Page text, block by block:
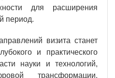
для расширения
период.
визита станет
и практического
науки и технологий,
трансформации.